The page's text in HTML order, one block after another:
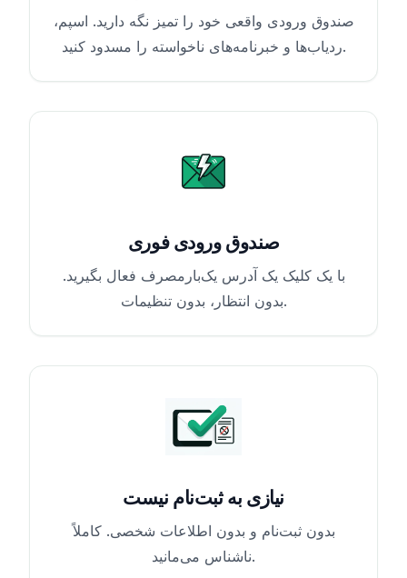
صندوق ورودی واقعی خود را تمیز نگه دارید. اسپم،
ردیاب‌ها و خبرنامه‌های ناخواسته را مسدود کنید.
صندوق ورودی فوری
با یک کلیک یک آدرس یک‌بارمصرف فعال بگیرید.
بدون انتظار، بدون تنظیمات.
نیازی به ثبت‌نام نیست
بدون ثبت‌نام و بدون اطلاعات شخصی. کاملاً
ناشناس می‌مانید.